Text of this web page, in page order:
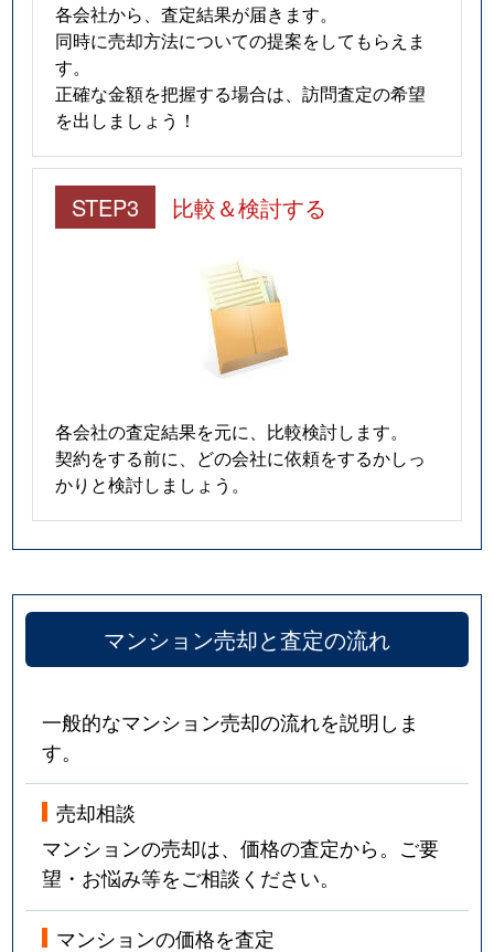
各会社から、査定結果が届きます。
同時に売却方法についての提案をしてもらえま
す。
正確な金額を把握する場合は、訪問査定の希望
を出しましょう！
STEP3 比較＆検討する
各会社の査定結果を元に、比較検討します。
契約をする前に、どの会社に依頼をするかしっ
かりと検討しましょう。
マンション売却と査定の流れ
一般的なマンション売却の流れを説明しま
す。
売却相談
マンションの売却は、価格の査定から。ご要
望・お悩み等をご相談ください。
マンションの価格を査定